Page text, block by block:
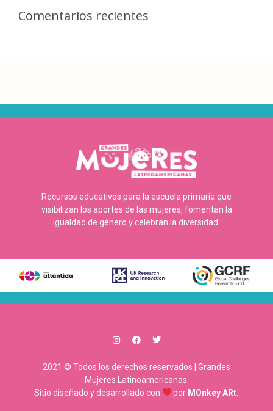
Comentarios recientes
Recursos educativos para la escuela primaria que
visibilizan los aportes de las mujeres, fomentan la
igualdad de género y celebran la diversidad.
2021 © Todos los derechos reservados | Grandes
Mujeres Latinoamericanas.
Sitio diseñado y desarrollado con
por MOnkey ARt.